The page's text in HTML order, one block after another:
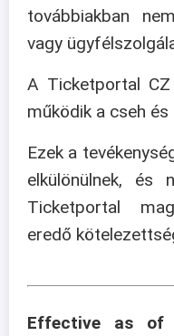
továbbiakban
vagy
A Ticketportal
működik a cseh
Ezek a
elkülönülnek, és
Ticketportal
eredő
Effective as of